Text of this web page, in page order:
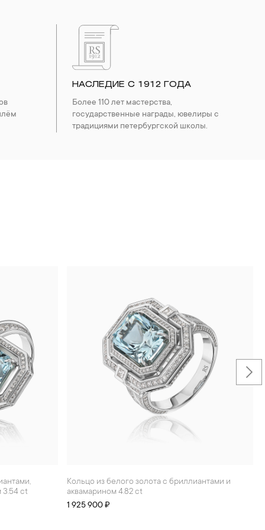
НАСЛЕДИЕ С 1912 ГОДА
Более 110 лет мастерства,
государственные награды, ювелиры с
традициями петербургской школы.
3.54 ct
Кольцо из белого золота с бриллиантами и
аквамарином 4.82 ct
1 925 900 ₽